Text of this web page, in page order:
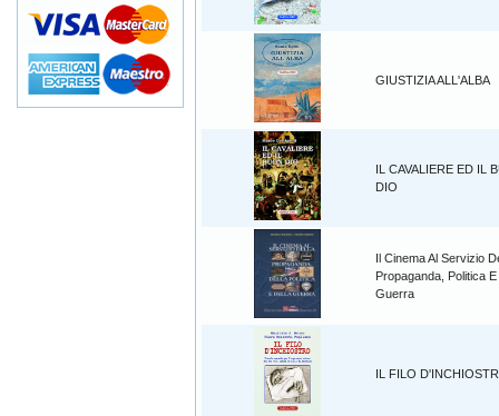
GIUSTIZIA ALL'ALBA
IL CAVALIERE ED IL
DIO
Il Cinema Al Servizio
Propaganda, Politica
Guerra
IL FILO